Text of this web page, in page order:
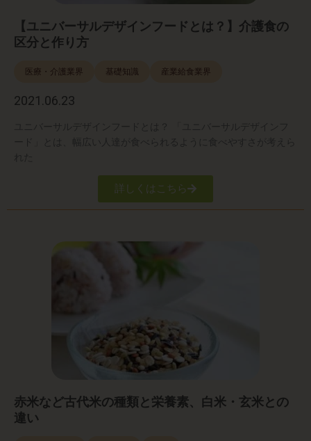
【ユニバーサルデザインフードとは？】介護食の
区分と作り方
医療・介護業界 基礎知識 産業給食業界
2021.06.23
詳しくはこちら
赤米など古代米の種類と栄養素、白米・玄米との
違い